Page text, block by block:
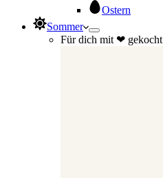
Ostern
Sommer
Für dich mit ❤ gekocht